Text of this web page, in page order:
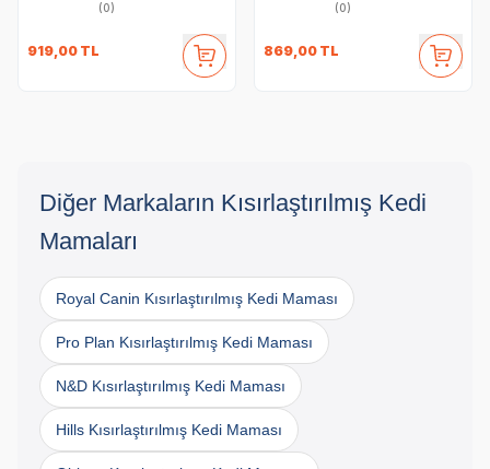
(0)
919,00 TL
(0)
869,00 TL
Diğer Markaların Kısırlaştırılmış Kedi
Mamaları
Royal Canin Kısırlaştırılmış Kedi Maması
Pro Plan Kısırlaştırılmış Kedi Maması
N&D Kısırlaştırılmış Kedi Maması
Hills Kısırlaştırılmış Kedi Maması